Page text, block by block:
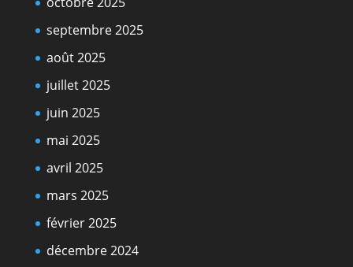
septembre 2025
août 2025
juillet 2025
juin 2025
mai 2025
avril 2025
mars 2025
février 2025
décembre 2024